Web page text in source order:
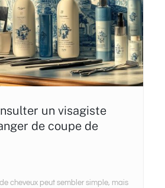
un visagiste
de coupe de
cheveux peut sembler simple, mais